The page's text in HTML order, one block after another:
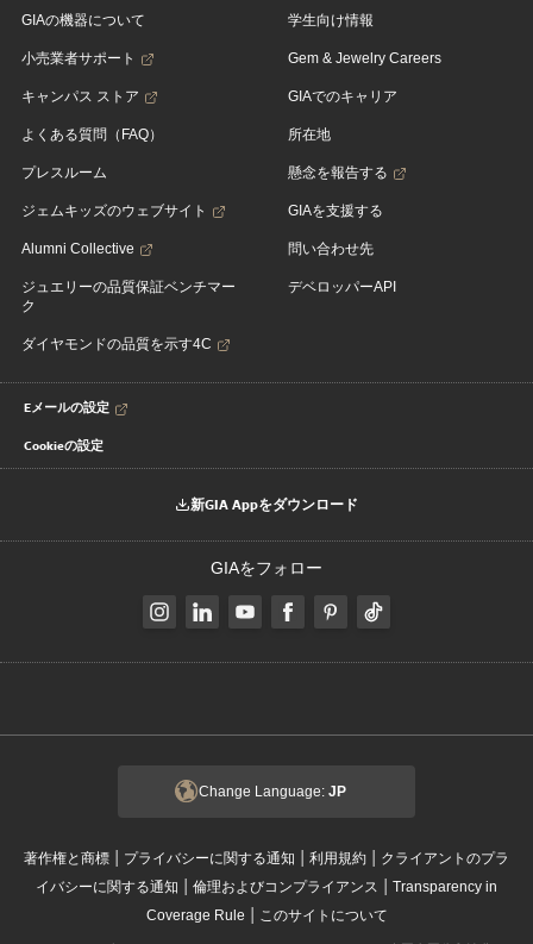
GIAの機器について
小売業者サポート
キャンパス ストア
よくある質問（FAQ）
プレスルーム
ジェムキッズのウェブサイト
Alumni Collective
ジュエリーの品質保証ベンチマー
ク
ダイヤモンドの品質を示す4C
学生向け情報
Gem & Jewelry Careers
GIAでのキャリア
所在地
懸念を報告する
GIAを支援する
問い合わせ先
デベロッパーAPI
Eメールの設定
Cookieの設定
新GIA Appをダウンロード
GIAをフォロー
Change Language: JP
著作権と商標 | プライバシーに関する通知 | 利用規約 | クライアントのプラ
イバシーに関する通知 | 倫理およびコンプライアンス | Transparency in
Coverage Rule | このサイトについて